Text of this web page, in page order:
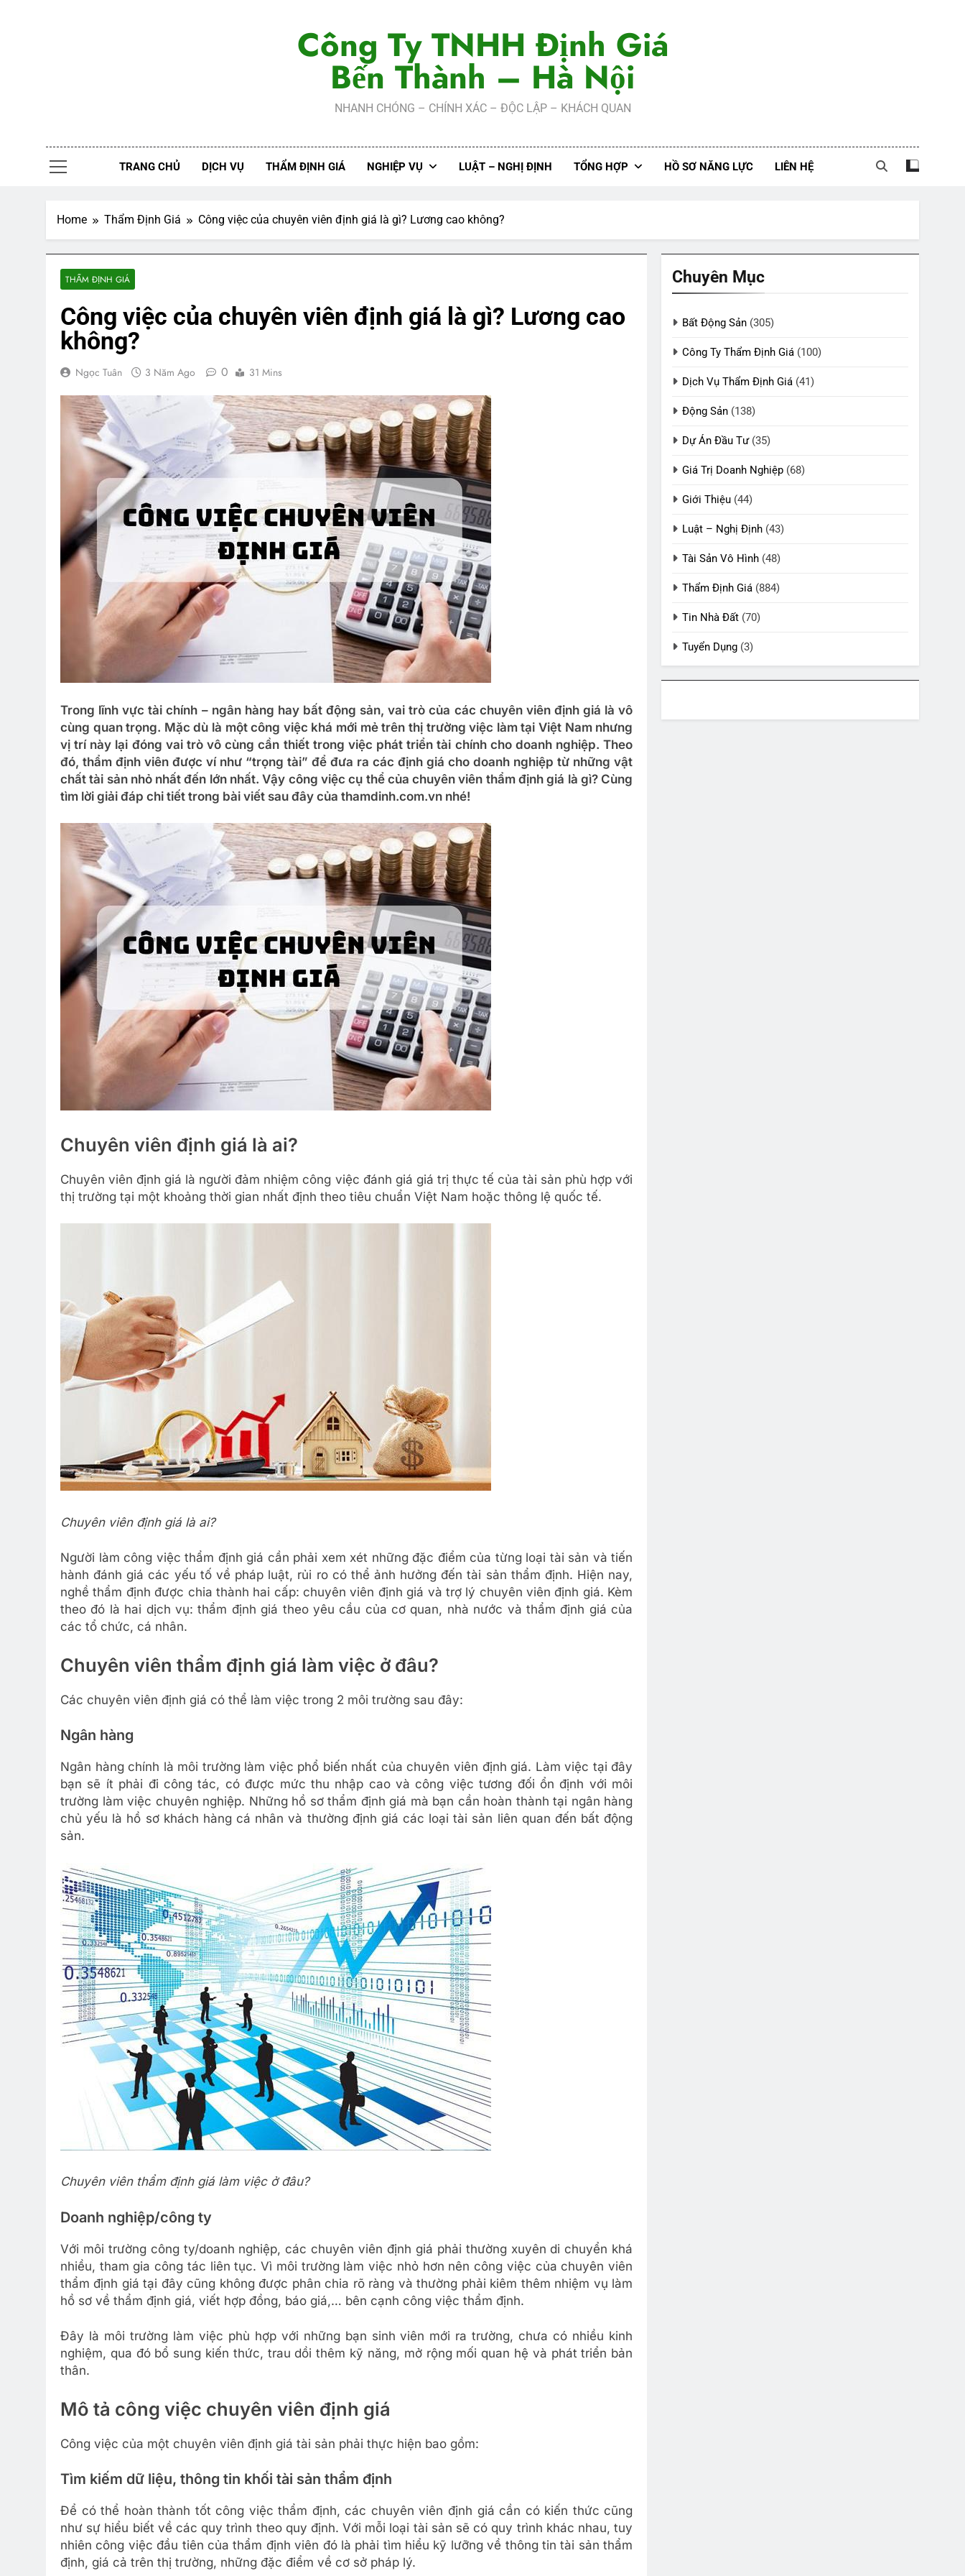
Công Ty TNHH Định Giá
Bến Thành – Hà Nội
NHANH CHÓNG – CHÍNH XÁC – ĐỘC LẬP – KHÁCH QUAN
TRANG CHỦ DỊCH VỤ THẨM ĐỊNH GIÁ NGHIỆP VỤ LUẬT – NGHỊ ĐỊNH TỔNG HỢP HỒ SƠ NĂNG LỰC LIÊN HỆ
Home Thẩm Định Giá Công việc của chuyên viên định giá là gì? Lương cao không?
THẨM ĐỊNH GIÁ
Công việc của chuyên viên định giá là gì? Lương cao
không?
Ngọc Tuân 3 Năm Ago 0 31 Mins
Trong lĩnh vực tài chính – ngân hàng hay bất động sản, vai trò của các chuyên viên định giá là vô
cùng quan trọng. Mặc dù là một công việc khá mới mẻ trên thị trường việc làm tại Việt Nam nhưng
vị trí này lại đóng vai trò vô cùng cần thiết trong việc phát triển tài chính cho doanh nghiệp. Theo
đó, thẩm định viên được ví như “trọng tài” để đưa ra các định giá cho doanh nghiệp từ những vật
chất tài sản nhỏ nhất đến lớn nhất. Vậy công việc cụ thể của chuyên viên thẩm định giá là gì? Cùng
tìm lời giải đáp chi tiết trong bài viết sau đây của thamdinh.com.vn nhé!
Chuyên viên định giá là ai?
Chuyên viên định giá là người đảm nhiệm công việc đánh giá giá trị thực tế của tài sản phù hợp với
thị trường tại một khoảng thời gian nhất định theo tiêu chuẩn Việt Nam hoặc thông lệ quốc tế.
Chuyên viên định giá là ai?
Người làm công việc thẩm định giá cần phải xem xét những đặc điểm của từng loại tài sản và tiến
hành đánh giá các yếu tố về pháp luật, rủi ro có thể ảnh hưởng đến tài sản thẩm định. Hiện nay,
nghề thẩm định được chia thành hai cấp: chuyên viên định giá và trợ lý chuyên viên định giá. Kèm
theo đó là hai dịch vụ: thẩm định giá theo yêu cầu của cơ quan, nhà nước và thẩm định giá của
các tổ chức, cá nhân.
Chuyên viên thẩm định giá làm việc ở đâu?
Các chuyên viên định giá có thể làm việc trong 2 môi trường sau đây:
Ngân hàng
Ngân hàng chính là môi trường làm việc phổ biến nhất của chuyên viên định giá. Làm việc tại đây
bạn sẽ ít phải đi công tác, có được mức thu nhập cao và công việc tương đối ổn định với môi
trường làm việc chuyên nghiệp. Những hồ sơ thẩm định giá mà bạn cần hoàn thành tại ngân hàng
chủ yếu là hồ sơ khách hàng cá nhân và thường định giá các loại tài sản liên quan đến bất động
sản.
Chuyên viên thẩm định giá làm việc ở đâu?
Doanh nghiệp/công ty
Với môi trường công ty/doanh nghiệp, các chuyên viên định giá phải thường xuyên di chuyển khá
nhiều, tham gia công tác liên tục. Vì môi trường làm việc nhỏ hơn nên công việc của chuyên viên
thẩm định giá tại đây cũng không được phân chia rõ ràng và thường phải kiêm thêm nhiệm vụ làm
hồ sơ về thẩm định giá, viết hợp đồng, báo giá,… bên cạnh công việc thẩm định.
Đây là môi trường làm việc phù hợp với những bạn sinh viên mới ra trường, chưa có nhiều kinh
nghiệm, qua đó bổ sung kiến thức, trau dồi thêm kỹ năng, mở rộng mối quan hệ và phát triển bản
thân.
Mô tả công việc chuyên viên định giá
Công việc của một chuyên viên định giá tài sản phải thực hiện bao gồm:
Tìm kiếm dữ liệu, thông tin khối tài sản thẩm định
Để có thể hoàn thành tốt công việc thẩm định, các chuyên viên định giá cần có kiến thức cũng
như sự hiểu biết về các quy trình theo quy định. Với mỗi loại tài sản sẽ có quy trình khác nhau, tuy
nhiên công việc đầu tiên của thẩm định viên đó là phải tìm hiểu kỹ lưỡng về thông tin tài sản thẩm
định, giá cả trên thị trường, những đặc điểm về cơ sở pháp lý.
Chuyên Mục
Bất Động Sản (305)
Công Ty Thẩm Định Giá (100)
Dịch Vụ Thẩm Định Giá (41)
Động Sản (138)
Dự Án Đầu Tư(35)
Giá Trị Doanh Nghiệp (68)
Giới Thiệu (44)
Luật – Nghị Định (43)
Tài Sản Vô Hình (48)
Thẩm Định Giá (884)
Tin Nhà Đất (70)
Tuyển Dụng (3)